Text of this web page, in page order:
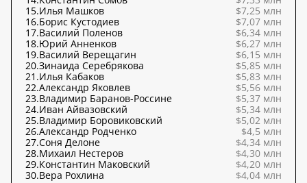
15.Илья Машков
$7,25 млн
16.Борис Кустодиев
$7,07 млн
17.Василий Поленов
$6,34 млн
18.Юрий Анненков
$6,27 млн
19.Василий Верещагин
$6,15 млн
20.Зинаида Серебрякова
$5,85 млн
21.Илья Кабаков
$5,83 млн
22.Александр Яковлев
$5,56 млн
23.Владимир Баранов-Россине
$5,37 млн
24.Иван Айвазовский
$5,34 млн
25.Владимир Боровиковский
$5,02 млн
26.Александр Родченко
$4,5 млн
27.Соня Делоне
$4,34 млн
28.Михаил Нестеров
$4,30 млн
29.Константин Маковский
$4,20 млн
30.Вера Рохлина $4,04 млн